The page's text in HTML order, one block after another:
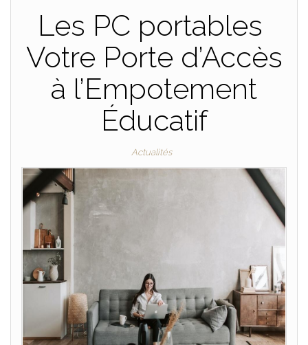
Les PC portables
Votre Porte d’Accès
à l’Empotement
Éducatif
Actualités